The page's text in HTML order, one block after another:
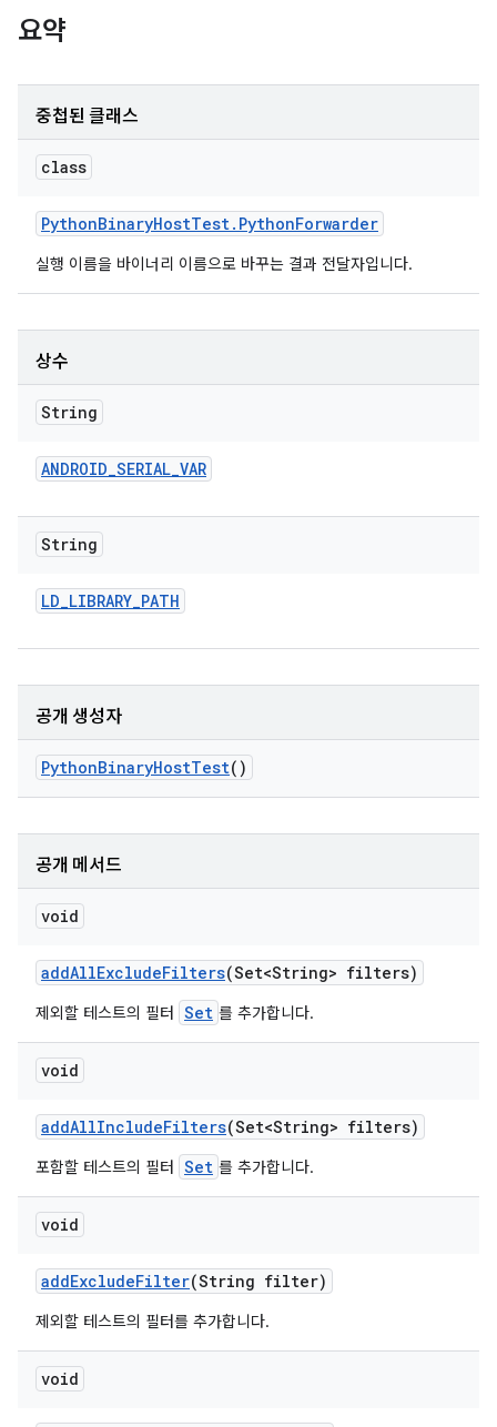
요약
중첩된 클래스
class
PythonBinaryHostTest. PythonForwarder
실행 이름을 바이너리 이름으로 바꾸는 결과 전달자입니다.
상수
String
ANDROID_SERIAL_VAR
String
LD_LIBRARY_PATH
공개 생성자
PythonBinaryHostTest()
공개 메서드
void
addAllExcludeFilters(Set<String> filters)
제외할 테스트의 필터 Set 를 추가합니다.
void
addAllIncludeFilters(Set<String> filters)
포함할 테스트의 필터 Set 를 추가합니다.
void
addExcludeFilter(String filter)
제외할 테스트의 필터를 추가합니다.
void